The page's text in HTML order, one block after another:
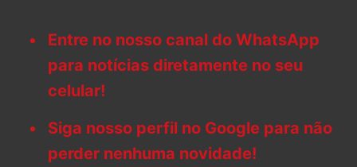
Entre no nosso canal do WhatsApp
para notícias diretamente no seu
celular!
Siga nosso perfil no Google para não
perder nenhuma novidade!